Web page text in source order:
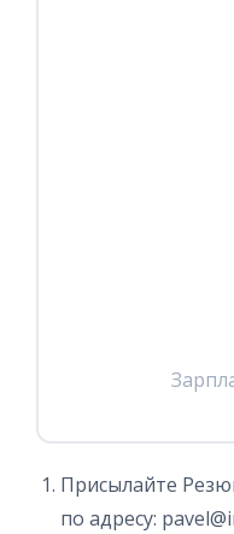
Присылайте
по адресу: